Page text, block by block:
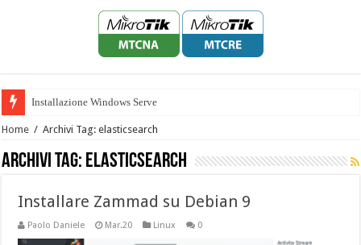
Installazione Windows Server 2022
Home / Archivi Tag: elasticsearch
Archivi Tag: elasticsearch
Installare Zammad su Debian 9
Paolo Daniele Mar.20 Linux 0